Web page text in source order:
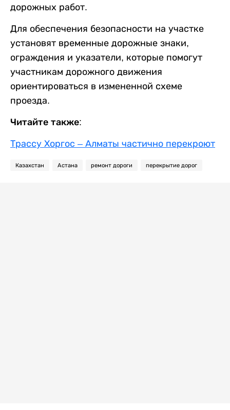
дорожных работ.
Для обеспечения безопасности на участке
установят временные дорожные знаки,
ограждения и указатели, которые помогут
участникам дорожного движения
ориентироваться в измененной схеме
проезда.
Читайте также:
Трассу Хоргос – Алматы частично перекроют
Казахстан Астана ремонт дороги перекрытие дорог